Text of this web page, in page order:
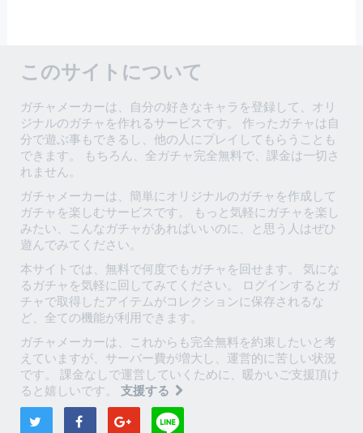
このサイトについて
ガチャメーカーは、自分の好きなキャラを登録して、オリ
ジナルのガチャを作れるサービスです。 作ったガチャは自
分で遊ぶ事もできるし、他の人にプレイしてもらうことも
できます。 もちろん、全ガチャ完全無料で、課金は一切さ
れません。
ガチャメーカーは、簡単にオリジナルのガチャを作成して
ガチャを楽しむサービスです。 もっと気軽にガチャを楽し
みたい、こんなガチャがあればいいのに、と思う人はぜひ
遊んでみてください。
本サイトでは、無料で何度でもガチャを回せます。 気にな
るガチャを気軽に回してみてください。 ログインするとガ
チャで取得したアイテムがコレクションに保存されるな
ど、全ての機能が利用できます。
ガチャメーカーは、これからも完全無料を約束したいと考
えていますが、サーバー費が増大し、運営的に苦しい状況
です。 課金なしで運営していくために、暖かいご支援頂け
ると嬉しいです。 支援する